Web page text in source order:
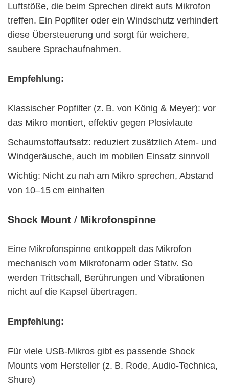
Luftstöße, die beim Sprechen direkt aufs Mikrofon
treffen. Ein Popfilter oder ein Windschutz verhindert
diese Übersteuerung und sorgt für weichere,
saubere Sprachaufnahmen.
Empfehlung:
Klassischer Popfilter (z. B. von König & Meyer): vor
das Mikro montiert, effektiv gegen Plosivlaute
Schaumstoffaufsatz: reduziert zusätzlich Atem- und
Windgeräusche, auch im mobilen Einsatz sinnvoll
Wichtig: Nicht zu nah am Mikro sprechen, Abstand
von 10–15 cm einhalten
Shock Mount / Mikrofonspinne
Eine Mikrofonspinne entkoppelt das Mikrofon
mechanisch vom Mikrofonarm oder Stativ. So
werden Trittschall, Berührungen und Vibrationen
nicht auf die Kapsel übertragen.
Empfehlung:
Für viele USB-Mikros gibt es passende Shock
Mounts vom Hersteller (z. B. Rode, Audio-Technica,
Shure)